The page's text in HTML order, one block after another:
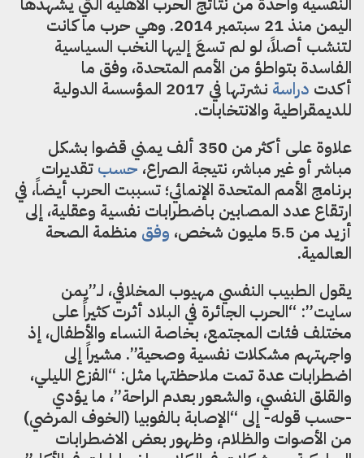
اليمن منذ 21 سبتمبر 2014. وهي حرب ما كانت
لتنشب أصلاً، لو لم تسعَ إليها النخب السياسية
الفاسدة بتواطؤ من الأمم المتحدة، وفق ما
أكدت دراسة
نشرتها في 2017 المؤسسة الدولية
للديمقراطية والانتخابات.
علاوة على أكثر من 350 ألف يمني قضوا بشكل
مباشر أو غير مباشر، نتيجة الصراع،حسب تقديرات
برنامج الأمم المتحدة الإنمائي؛ تسببت الحرب أيضاً، في
ارتقاع عدد المصابين باضطرابات نفسية وعقلية، إلى
أزيد من 5.5 مليون شخص،
وفق منظمة الصحة
العالمية.
يقول الطبيب النفسي مهيوب المخلافي، لـ”يمن
سايت”: “الحرب الجائرة في البلاد أثرت كثيراً على
مختلف فئات المجتمع، بخاصة النساء والأطفال، إذ
واجهتهم مشكلات نفسية وصحية”. مشيراً إلى
اضطرابات عدة تمت ملاحظتها مثل: “الفزع الليلي،
والقلق النفسي، والشعور بعدم الراحة”، ما يؤدي
-حسب قوله- إلى “الإصابة بالفوبيا (الخوف المرضي)
من الأصوات والظلام، وظهور بعض الاضطرابات